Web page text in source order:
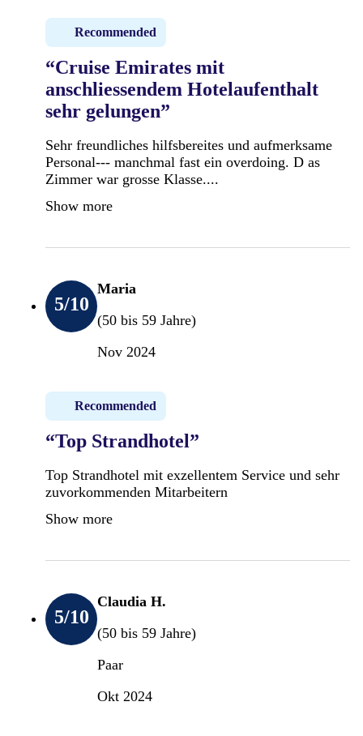
Recommended
“Cruise Emirates mit
anschliessendem Hotelaufenthalt
sehr gelungen”
Sehr freundliches hilfsbereites und aufmerksame
Personal--- manchmal fast ein overdoing. D as
Zimmer war grosse Klasse....
Show more
5/10
Maria
(50 bis 59 Jahre)
Nov 2024
Recommended
“Top Strandhotel”
Top Strandhotel mit exzellentem Service und sehr
zuvorkommenden Mitarbeitern
Show more
5/10
Claudia H.
(50 bis 59 Jahre)
Paar
Okt 2024